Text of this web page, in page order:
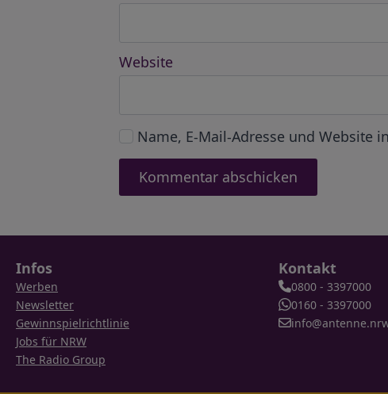
Website
Name, E-Mail-Adresse und Website
Infos
Werben
Newsletter
Gewinnspielrichtlinie
Jobs für NRW
The Radio Group
Kontakt
0800 - 3397000
0160 - 3397000